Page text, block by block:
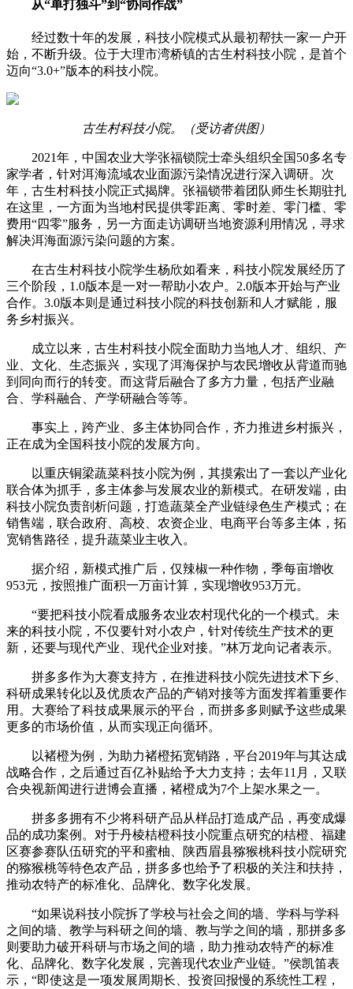
从“单打独斗”到“协同作战”
经过数十年的发展，科技小院模式从最初帮扶一家一户开
始，不断升级。位于大理市湾桥镇的古生村科技小院，是首个
迈向“3.0+”版本的科技小院。
古生村科技小院。（受访者供图）
2021年，中国农业大学张福锁院士牵头组织全国50多名专
家学者，针对洱海流域农业面源污染情况进行深入调研。次
年，古生村科技小院正式揭牌。张福锁带着团队师生长期驻扎
在这里，一方面为当地村民提供零距离、零时差、零门槛、零
费用“四零”服务，另一方面走访调研当地资源利用情况，寻求
解决洱海面源污染问题的方案。
在古生村科技小院学生杨欣如看来，科技小院发展经历了
三个阶段，1.0版本是一对一帮助小农户。2.0版本开始与产业
合作。3.0版本则是通过科技小院的科技创新和人才赋能，服
务乡村振兴。
成立以来，古生村科技小院全面助力当地人才、组织、产
业、文化、生态振兴，实现了洱海保护与农民增收从背道而驰
到同向而行的转变。而这背后融合了多方力量，包括产业融
合、学科融合、产学研融合等等。
事实上，跨产业、多主体协同合作，齐力推进乡村振兴，
正在成为全国科技小院的发展方向。
以重庆铜梁蔬菜科技小院为例，其摸索出了一套以产业化
联合体为抓手，多主体参与发展农业的新模式。在研发端，由
科技小院负责剖析问题，打造蔬菜全产业链绿色生产模式；在
销售端，联合政府、高校、农资企业、电商平台等多主体，拓
宽销售路径，提升蔬菜业主收入。
据介绍，新模式推广后，仅辣椒一种作物，季每亩增收
953元，按照推广面积一万亩计算，实现增收953万元。
“要把科技小院看成服务农业农村现代化的一个模式。未
来的科技小院，不仅要针对小农户，针对传统生产技术的更
新，还要与现代产业、现代企业对接。”林万龙向记者表示。
拼多多作为大赛支持方，在推进科技小院先进技术下乡、
科研成果转化以及优质农产品的产销对接等方面发挥着重要作
用。大赛给了科技成果展示的平台，而拼多多则赋予这些成果
更多的市场价值，从而实现正向循环。
以褚橙为例，为助力褚橙拓宽销路，平台2019年与其达成
战略合作，之后通过百亿补贴给予大力支持；去年11月，又联
合央视新闻进行进博会直播，褚橙成为7个上架水果之一。
拼多多拥有不少将科研产品从样品打造成产品，再变成爆
品的成功案例。对于丹棱桔橙科技小院重点研究的桔橙、福建
区赛参赛队伍研究的平和蜜柚、陕西眉县猕猴桃科技小院研究
的猕猴桃等特色农产品，拼多多也给予了积极的关注和扶持，
推动农特产的标准化、品牌化、数字化发展。
“如果说科技小院拆了学校与社会之间的墙、学科与学科
之间的墙、教学与科研之间的墙、教与学之间的墙，那拼多多
则要助力破开科研与市场之间的墙，助力推动农特产的标准
化、品牌化、数字化发展，完善现代农业产业链。”侯凯笛表
示，“即使这是一项发展周期长、投资回报慢的系统性工程，